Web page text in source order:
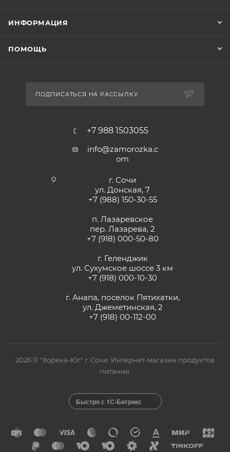
ИНФОРМАЦИЯ
ПОМОЩЬ
ПОДПИСАТЬСЯ НА РАССЫЛКУ
+7 988 1503055
info@zamorozka.c
om
г. Сочи
ул. Донская, 7
+7 (988) 150-30-55
п. Лазаревское
пер. Лазарева, 2
+7 (918) 000-50-80
г. Геленджик
ул. Сухумское шоссе 3 км
+7 (918) 000-10-30
г. Анапа, поселок Пятихатки,
ул. Джеметинская, 2
+7 (918) 00-112-00
2026 © "Хорека-Юг" г. Сочи. Интернет-магазин продуктов
питания.
Быстро с 1С-Битрикс